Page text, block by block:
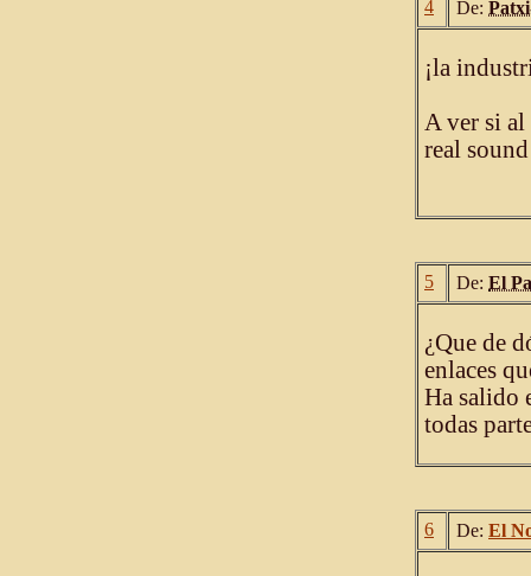
4 De:
¡la
A ver si
real
5 De: El
¿Que de
enlaces
Ha salido
todas
6 De: El